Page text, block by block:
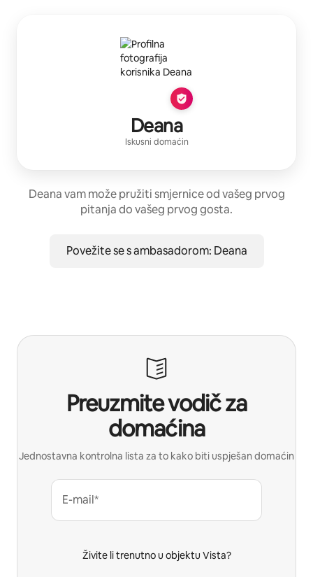
Deana
Iskusni domaćin
Deana vam može pružiti smjernice od vašeg prvog
pitanja do vašeg prvog gosta.
Povežite se s ambasadorom: Deana
Preuzmite vodič za
domaćina
Jednostavna kontrolna lista za to kako biti uspješan domaćin
E-mail*
Živite li trenutno u objektu Vista?